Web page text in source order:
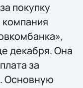
покупку
декабря. Она
за
Основную